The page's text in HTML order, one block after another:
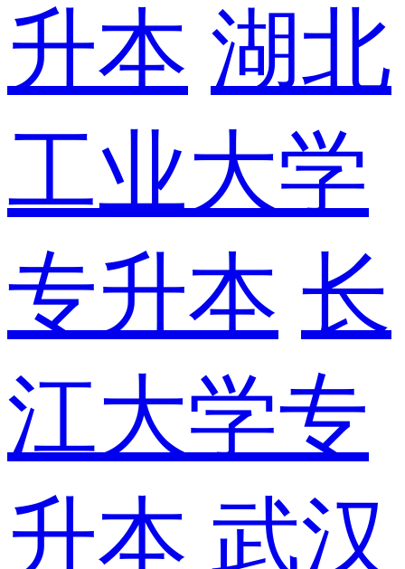
升本 湖北
工业大学
专升本 长
江大学专
升本 武汉